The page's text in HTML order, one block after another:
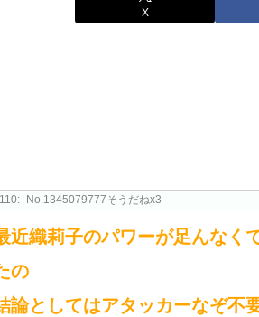
X
110: No.1345079777そうだねx3
近織莉子のパワーが足んなく
の
論としてはアタッカーなぞ不